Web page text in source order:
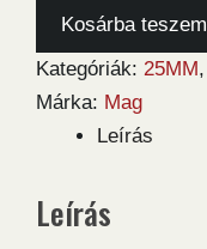
Hawke
24x50
AO
fegyvertávcső
Kosárba teszem
Kategóriák: 25MM,
Márka: Mag
Leírás
Leírás